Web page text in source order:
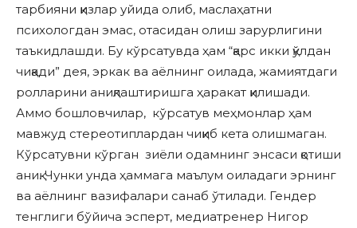
тарбияни қизлар уйида олиб, маслаҳатни
психологдан эмас, отасидан олиш зарурлигини
таъкидлашди. Бу кўрсатувда ҳам “қарс икки қўлдан
чиқади” дея, эркак ва аёлнинг оилада, жамиятдаги
ролларини аниқлаштиришга ҳаракат қилишади.
Аммо бошловчилар, кўрсатув меҳмонлар ҳам
мавжуд стереотиплардан чиқиб кета олишмаган.
Кўрсатувни кўрган зиёли одамнинг энсаси қотиши
аниқ. Чунки унда ҳаммага маълум оиладаги эрнинг
ва аёлнинг вазифалари санаб ўтилади. Гендер
тенглиги бўйича эсперт, медиатренер Нигор